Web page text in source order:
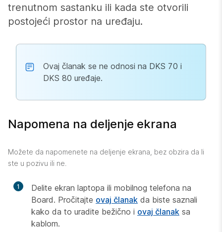
trenutnom sastanku ili kada ste otvorili
postojeći prostor na uređaju.
Ovaj članak se ne odnosi na DKS 70 i
DKS 80 uređaje.
Napomena na deljenje ekrana
Možete da napomenete na deljenje ekrana, bez obzira da li
ste u pozivu ili ne.
1
Delite ekran laptopa ili mobilnog telefona na
Board. Pročitajte ovaj članak da biste saznali
kako da to uradite bežično i ovaj članak sa
kablom.